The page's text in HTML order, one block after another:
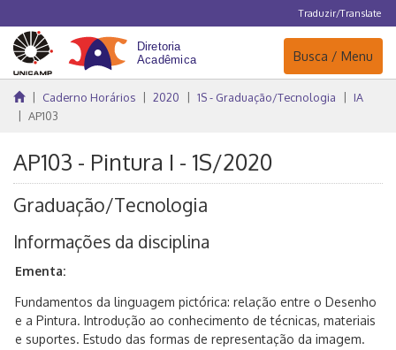
Traduzir/Translate
Navegação
Busca / Menu
Caderno Horários 2020 1S - Graduação/Tecnologia
IA
AP103
AP103 - Pintura I - 1S/2020
Graduação/Tecnologia
Informações da disciplina
Ementa:
Fundamentos da linguagem pictórica: relação entre o Desenho
e a Pintura. Introdução ao conhecimento de técnicas, materiais
e suportes. Estudo das formas de representação da imagem.